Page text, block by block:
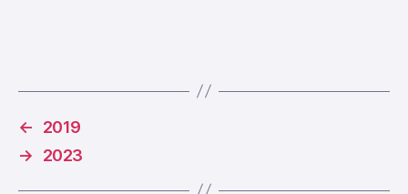
大
←
2019
→
2023